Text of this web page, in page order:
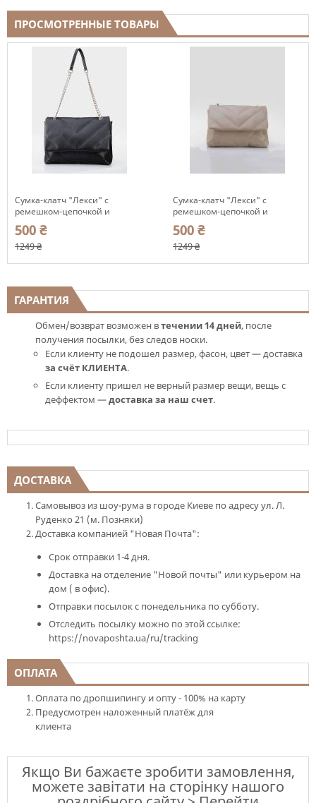
ПРОСМОТРЕННЫЕ ТОВАРЫ
Сумка-клатч "Лекси" с
ремешком-цепочкой и
светлой фурнитурой
Romashka, Черный 11091
500 ₴
1249 ₴
Сумка-клатч "Лекси" с
ремешком-цепочкой и
светлой фурнитурой
Romashka, Бежевый 11093
500 ₴
1249 ₴
ГАРАНТИЯ
Обмен/возврат возможен втечении 14 дней, после
получения посылки, без следов носки.
Если клиенту не подошел размер, фасон, цвет — доставка
за счёт КЛИЕНТА.
Если клиенту пришел не верный размер вещи, вещь с
деффектом —доставка за наш счет.
ДОСТАВКА
Самовывоз из шоу-рума в городе Киеве по адресу ул. Л.
Руденко 21 (м. Позняки)
Доставка компанией "Новая Почта":
Срок отправки 1-4 дня.
Доставка на отделение "Новой почты" или курьером на
дом ( в офис).
Отправки посылок с понедельника по субботу.
Отследить посылку можно по этой ссылке:
https://novaposhta.ua/ru/tracking
ОПЛАТА
Оплата по дропшипингу и опту - 100% на карту
Предусмотрен наложенный платёж для
клиента
Якщо Ви бажаєте зробити замовлення,
можете завітати на сторінку нашого